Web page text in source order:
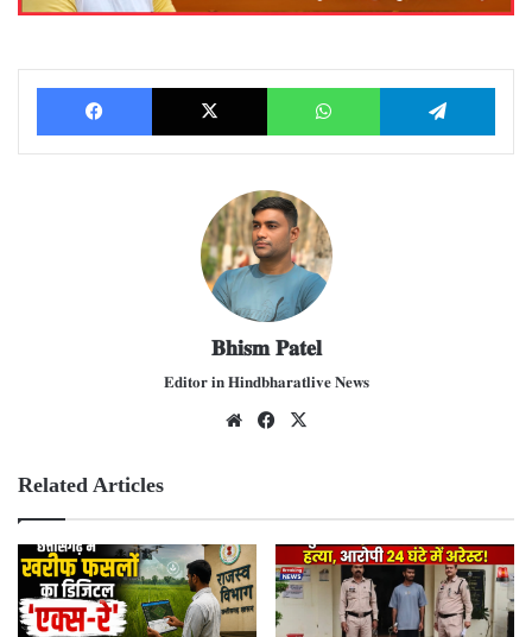
Facebook X WhatsApp
𝐁𝐡𝐢𝐬𝐦 𝐏𝐚𝐭𝐞𝐥
𝐄𝐝𝐢𝐭𝐨𝐫 𝐢𝐧 𝐇𝐢𝐧𝐝𝐛𝐡𝐚𝐫𝐚𝐭𝐥𝐢𝐯𝐞 𝐍𝐞𝐰𝐬
We
Fac
Related Articles